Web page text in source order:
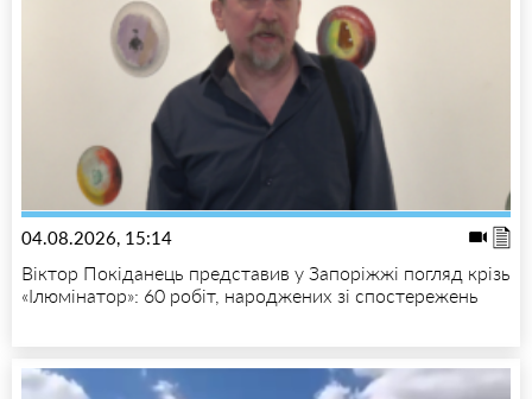
04.08.2026, 15:14
Віктор Покіданець представив у Запоріжжі погляд крізь
«Ілюмінатор»: 60 робіт, народжених зі спостережень